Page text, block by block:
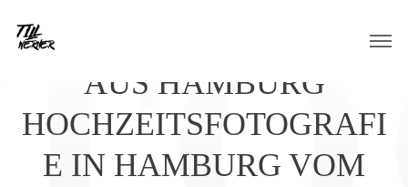
HOCHZEITSFOTOGRAF
AUS HAMBURG
HOCHZEITSFOTOGRAFI
E IN HAMBURG VOM